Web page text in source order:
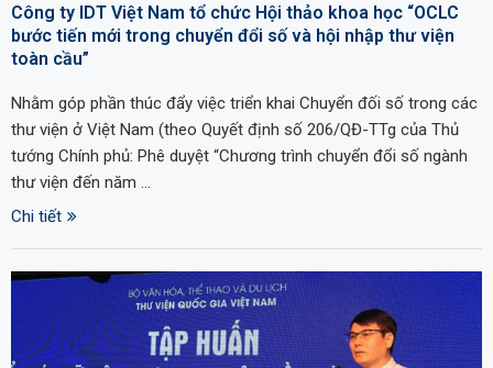
Công ty IDT Việt Nam tổ chức Hội thảo khoa học “OCLC
bước tiến mới trong chuyển đổi số và hội nhập thư viện
toàn cầu”
Nhằm góp phần thúc đẩy việc triển khai Chuyển đối số trong các
thư viện ở Việt Nam (theo Quyết định số 206/QĐ-TTg của Thủ
tướng Chính phủ: Phê duyệt “Chương trình chuyển đổi số ngành
thư viện đến năm …
Chi tiết